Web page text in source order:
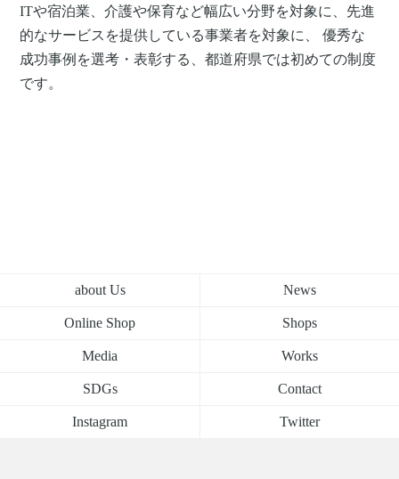
ITや宿泊業、介護や保育など幅広い分野を対象に、先進
的なサービスを提供している事業者を対象に、 優秀な
成功事例を選考・表彰する、都道府県では初めての制度
です。
about Us News
Online Shop Shops
Media Works
SDGs Contact
Instagram Twitter